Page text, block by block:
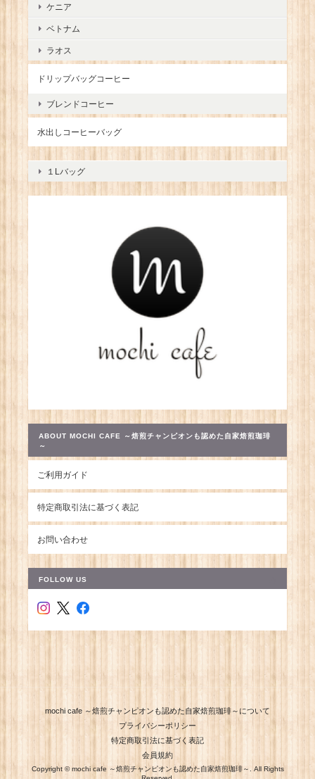
ケニア
ベトナム
ラオス
ドリップバッグコーヒー
ブレンドコーヒー
水出しコーヒーバッグ
１Lバッグ
ABOUT MOCHI CAFE ～焙煎チャンピオンも認めた自家焙煎珈琲
～
ご利用ガイド
特定商取引法に基づく表記
お問い合わせ
FOLLOW US
mochi cafe ～焙煎チャンピオンも認めた自家焙煎珈琲～について
プライバシーポリシー
特定商取引法に基づく表記
会員規約
Copyright © mochi cafe ～焙煎チャンピオンも認めた自家焙煎珈琲～. All Rights